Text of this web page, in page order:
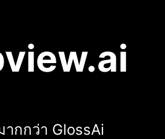
ากกว่า GlossAi